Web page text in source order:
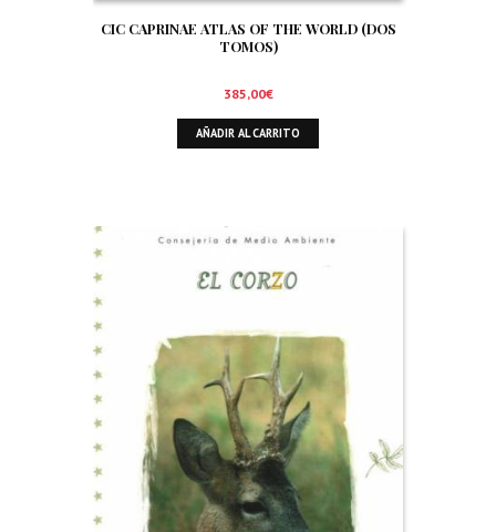
CIC CAPRINAE ATLAS OF THE WORLD (DOS
TOMOS)
385,00€
AÑADIR AL CARRITO